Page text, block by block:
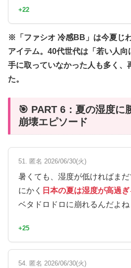
+22
※「ファシオ 冷感BB」は今夏じ
アイテム。40代世代は「若い人
手に取っていなかった人も多く、
た。
🎯 PART 6：夏の湿度に
崩壊エピソード
51. 匿名 2026/06/30(火)
暑くても、湿度が低ければま
にかく 日本の夏は湿度が高過ぎ
ベタドロドロに崩れるんだよね
+25
54. 匿名 2026/06/30(火)